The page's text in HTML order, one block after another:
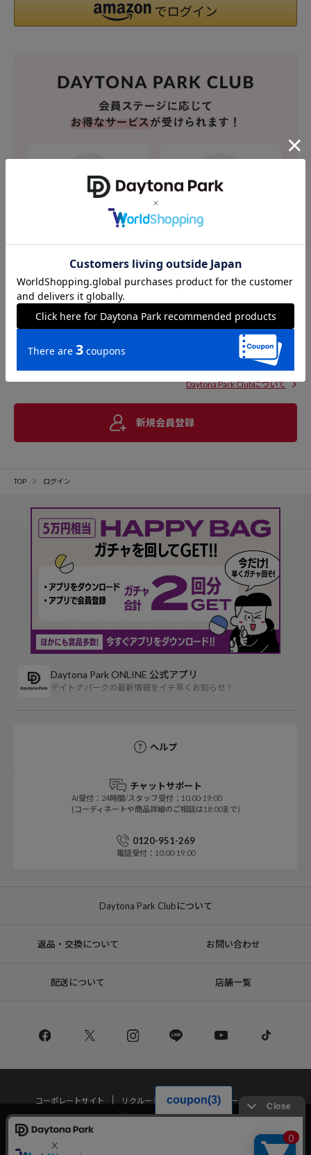
Daytona Park Clubについて
新規会員登録
TOP ログイン
Daytona Park ONLINE 公式アプリ
デイトナパークの最新情報をイチ早くお知らせ！
ヘルプ
チャットサポート
AI受付：24時間/スタッフ受付：10:00-19:00
(コーディネートや商品詳細のご相談は18:00まで)
0120-951-269
電話受付：10:00-19:00
Daytona Park Clubについて
返品・交換について お問い合わせ
配送について 店舗一覧
コーポレートサイト リクルート
サステナブルマークについて
プライバシーポリシー
特定商取引法・古物営業法に基づく表記
当サイトでは利用体験の向上およびコンテンツの最適な提供、トラフィック
の分析を目的としてCookieを使用しています。